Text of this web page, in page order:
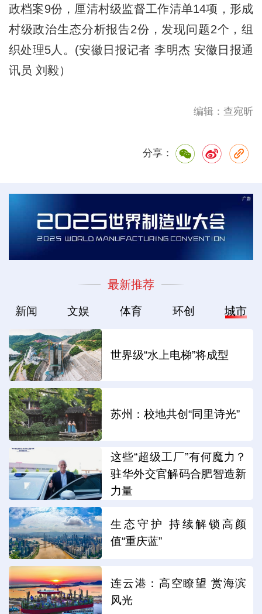
政档案9份，厘清村级监督工作清单14项，形成
村级政治生态分析报告2份，发现问题2个，组
织处理5人。(安徽日报记者 李明杰 安徽日报通
讯员 刘毅）
编辑：查宛昕
分享：
最新推荐
新闻 文娱 体育 环创 城市
世界级“水上电梯”将成型
苏州：校地共创“同里诗光”
这些“超级工厂”有何魔力？
驻华外交官解码合肥智造新
力量
生态守护 持续解锁高颜
值“重庆蓝”
连云港：高空瞭望 赏海滨
风光